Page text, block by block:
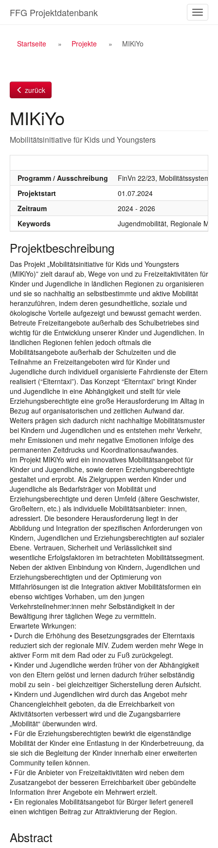
Inhalt
ein-/
FFG Projektdatenbank
Breadcrumb
Startseite Projekte MIKiYo
zurück
MIKiYo
Mobilitätsinitiative für Kids und Youngsters
Programm / Ausschreibung
FinVn 22/23, Mobilitätssystem,
Projektstart
01.07.2024
Zeitraum
2024 - 2026
Keywords
Jugendmobilität, Regionale
Projektbeschreibung
Das Projekt „Mobilitätsinitiative für Kids und Youngsters
(MIKiYo)” zielt darauf ab, Wege von und zu Freizeitaktivitäten für
Kinder und Jugendliche in ländlichen Regionen zu organisieren
und sie so nachhaltig an selbstbestimmte und aktive Mobilität
heranzuführen, indem deren gesundheitliche, soziale und
ökologische Vorteile aufgezeigt und bewusst gemacht werden.
Betreute Freizeitangebote außerhalb des Schulbetriebes sind
wichtig für die Entwicklung unserer Kinder und Jugendlichen. In
ländlichen Regionen fehlen jedoch oftmals die
Mobilitätsangebote außerhalb der Schulzeiten und die
Teilnahme an Freizeitangeboten wird für Kinder und
Jugendliche durch individuell organisierte Fahrdienste der Eltern
realisiert (“Elterntaxi”). Das Konzept “Elterntaxi” bringt Kinder
und Jugendliche in eine Abhängigkeit und stellt für viele
Erziehungsberechtigte eine große Herausforderung im Alltag in
Bezug auf organisatorischen und zeitlichen Aufwand dar.
Weiters prägen sich dadurch nicht nachhaltige Mobilitätsmuster
bei Kindern und Jugendlichen und es entstehen mehr Verkehr,
mehr Emissionen und mehr negative Emotionen infolge des
permanenten Zeitdrucks und Koordinationsaufwandes.
Im Projekt MIKiYo wird ein innovatives Mobilitätsangebot für
Kinder und Jugendliche, sowie deren Erziehungsberechtigte
gestaltet und erprobt. Als Zielgruppen werden Kinder und
Jugendliche als Bedarfsträger von Mobilität und
Erziehungsberechtigte und deren Umfeld (ältere Geschwister,
Großeltern, etc.) als individuelle Mobilitätsanbieter: innen,
adressiert. Die besondere Herausforderung liegt in der
Abbildung und Integration der spezifischen Anforderungen von
Kindern, Jugendlichen und Erziehungsberechtigten auf sozialer
Ebene. Vertrauen, Sicherheit und Verlässlichkeit sind
wesentliche Erfolgsfaktoren im betrachteten Mobilitätssegment.
Neben der aktiven Einbindung von Kindern, Jugendlichen und
Erziehungsberechtigten und der Optimierung von
Mitfahrlösungen ist die Integration aktiver Mobilitätsformen ein
ebenso wichtiges Vorhaben, um den jungen
Verkehrsteilnehmer:innen mehr Selbständigkeit in der
Bewältigung ihrer täglichen Wege zu vermitteln.
Erwartete Wirkungen:
• Durch die Erhöhung des Besetzungsgrades der Elterntaxis
reduziert sich der regionale MIV. Zudem werden mehr Wege in
aktiver Form mit dem Rad oder zu Fuß zurückgelegt.
• Kinder und Jugendliche werden früher von der Abhängigkeit
von den Eltern gelöst und lernen dadurch früher selbständig
mobil zu sein - bei gleichzeitiger Sicherstellung deren Aufsicht.
• Kindern und Jugendlichen wird durch das Angebot mehr
Chancengleichheit geboten, da die Erreichbarkeit von
Aktivitätsorten verbessert wird und die Zugangsbarriere
„Mobilität“ überwunden wird.
• Für die Erziehungsberechtigten bewirkt die eigenständige
Mobilität der Kinder eine Entlastung in der Kinderbetreuung, da
sie sich die Begleitung der Kinder innerhalb einer erweiterten
Community teilen können.
• Für die Anbieter von Freizeitaktivitäten wird neben dem
Zusatzangebot der besseren Erreichbarkeit über gebündelte
Information ihrer Angebote ein Mehrwert erzielt.
• Ein regionales Mobilitätsangebot für Bürger liefert generell
einen wichtigen Beitrag zur Attraktivierung der Region.
Abstract